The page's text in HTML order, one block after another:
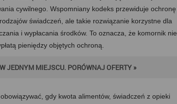
cywilnego. Wspomniany kodeks przewiduje ochronę
świadczeń, ale takie rozwiązanie korzystne dla
i wypłacania środków. To oznacza, że komornik nie
pieniędzy objętych ochroną.
JEDNYM MIEJSCU. PORÓWNAJ OFERTY »
gdy kwota alimentów, świadczeń z opieki